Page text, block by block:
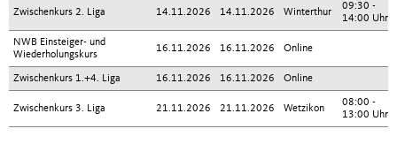
Zwischenkurs 2. Liga 14.11.2026 14.11.2026 Winterthur
09:30 -
14:00 Uhr
NWB Einsteiger- und
Wiederholungskurs
16.11.2026 16.11.2026 Online
Zwischenkurs 1.+4. Liga 16.11.2026 16.11.2026 Online
Zwischenkurs 3. Liga 21.11.2026 21.11.2026 Wetzikon
08:00 -
13:00 Uhr